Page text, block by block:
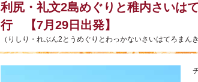
利尻・礼文2島めぐりと稚内さいは
行 【7月29日出発】
（りしり・れぶん2とうめぐりとわっかないさいはてろまんき